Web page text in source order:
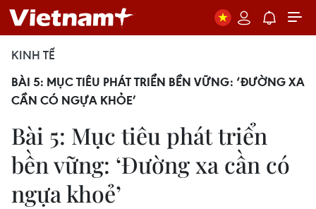
KINH TẾ
BÀI 5: MỤC TIÊU PHÁT TRIỂN BỀN VỮNG: ‘ĐƯỜNG XA
CẦN CÓ NGỰA KHỎE’
Bài 5: Mục tiêu phát triển
bền vững: ‘Đường xa cần có
ngựa khoẻ’